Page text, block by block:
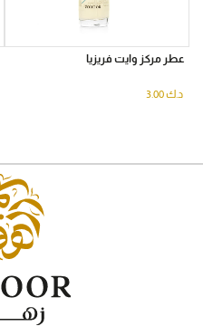
عطر مركز وايت فريزيا
د.ك